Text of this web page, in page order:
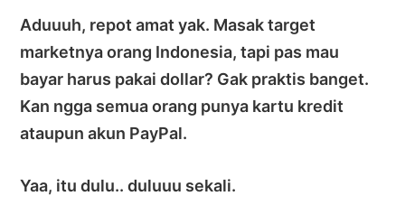
Aduuuh, repot amat yak. Masak target
marketnya orang Indonesia, tapi pas mau
bayar harus pakai dollar? Gak praktis banget.
Kan ngga semua orang punya kartu kredit
ataupun akun PayPal.
Yaa, itu dulu.. duluuu sekali.